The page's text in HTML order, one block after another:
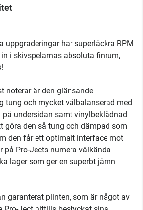
uppgraderingar har superläckra RPM
i skivspelarnas absoluta finrum,
noterar är den glänsande
tung och mycket välbalanserad med
på undersidan samt vinylbeklädnad
göra den så tung och dämpad som
den får ett optimalt interface mot
på Pro-Jects numera välkända
lager som ger en superbt jämn
garanterat plinten, som är något av